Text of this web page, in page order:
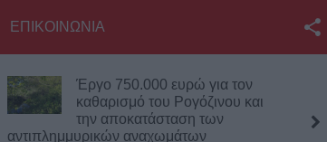
Twitter
YouTube
ΕΠΙΚΟΙΝΩΝΙΑ
Στη Χαλ με 20 εκατ. ευρώ ο
Κωνσταντής Τζολάκης!